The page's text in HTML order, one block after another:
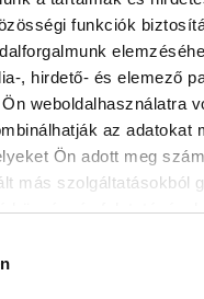
funkciók
, hirdető- és elemező
weboldalhasználatra
az adatokat
Ön adott meg
más szolgáltatásokból
böngészés folytatásával
az Adatvédelmi